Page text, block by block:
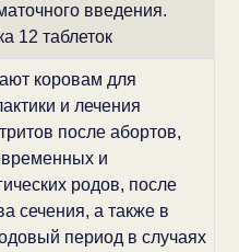
введения.
12 таблеток
коровам для
и лечения
после абортов,
и
родов, после
сечения, а также в
период в случаях